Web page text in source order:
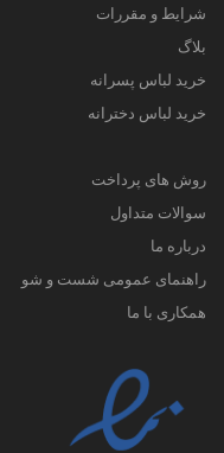
شرایط و مقررات
بلاگ
خرید لباس پسرانه
خرید لباس دخترانه
روش های پرداخت
سوالات متداول
درباره ما
راهنمای عمومی شست و شو
همکاری با ما